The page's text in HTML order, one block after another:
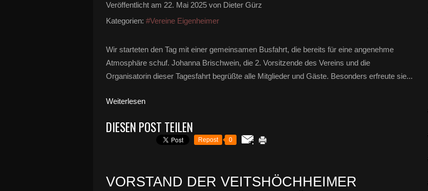
Veröffentlicht am 22. Mai 2025 von Dieter Gürz
Kategorien: #Vereine Eigenheimer
Wir starteten den Tag mit einer gemeinsamen Busfahrt, die bereits für eine angenehme
Atmosphäre schuf. Johanna Brischwein, die 2. Vorsitzende des Vereins und die
Organisatorin dieser Tagesfahrt begrüßte alle Mitglieder und Gäste. Besonders erfreute sie...
Weiterlesen
DIESEN POST TEILEN
Repost 0
VORSTAND DER VEITSHÖCHHEIMER